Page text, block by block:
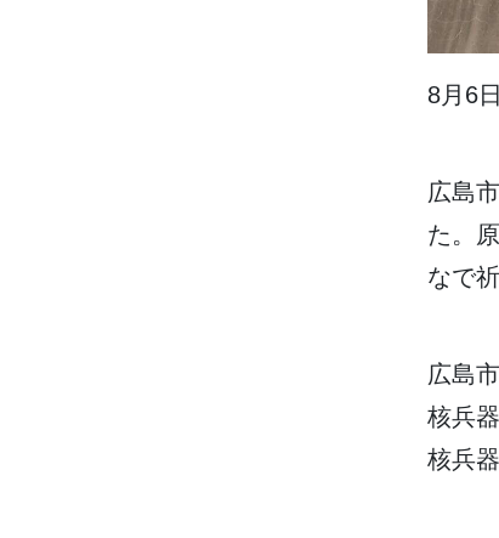
8月 6日
広島市
た。
なで祈
広島市
核兵器
核兵器